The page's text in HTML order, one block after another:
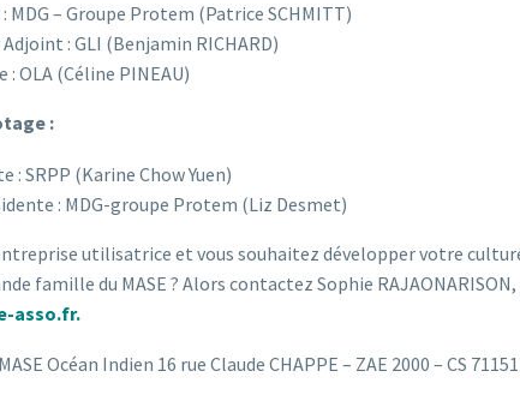
MDG – Groupe Protem (Patrice SCHMITT)
: GLI (Benjamin RICHARD)
: OLA (Céline PINEAU)
:
: SRPP (Karine Chow Yuen)
: MDG-groupe Protem (Liz Desmet)
utilisatrice et vous souhaitez développer votre
famille du MASE ? Alors contactez Sophie
asso.fr.
Océan Indien 16 rue Claude CHAPPE – ZAE 2000 – CS